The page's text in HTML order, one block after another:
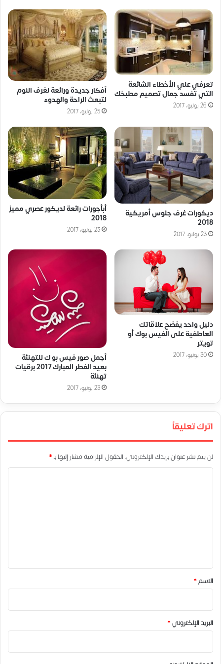
تعرفي علي الأخطاء الشائعة
التي تفسد جمال تصميم مطبخك
26 يوليو، 2017
أفكار جديدة ورائعة لغرف النوم
لتبعث الراحة والهدوء
25 يوليو، 2017
ديكورات غرف جلوس أمريكية
2018
23 يوليو، 2017
أبأجورات رائعة لديكور عصري مميز
2018
23 يوليو، 2017
دليل واحد يفضح علاقاتك
العاطفية على الفيس بوك أو
تويتر
30 يونيو، 2017
أجمل صور فيس بو ك للتهنئة
بعيد الفطر المبارك 2017 برقيات
تهنئة
23 يونيو، 2017
اترك تعليقاً
لن يتم نشر عنوان بريدك الإلكتروني. الحقول الإلزامية مشار إليها بـ*
*
الاسم*
البريد الإلكتروني*